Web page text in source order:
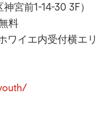
宮前1-14-30 3F）
イエ内受付横エリ